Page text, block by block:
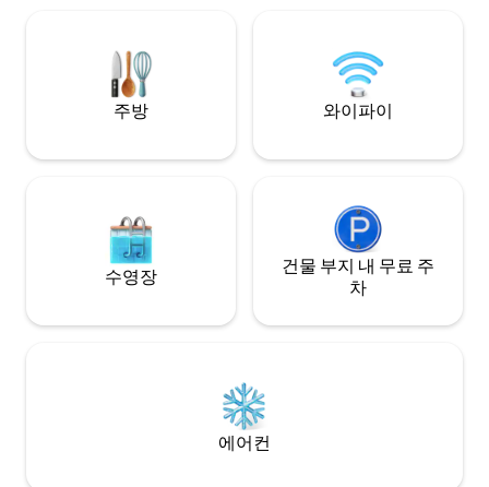
마나 피렌체까지 2
다. 스펠로, 아시시
분 거리입니다.
주방 와이파이
수영장
건물 부지 내 무료 주
차
에어컨